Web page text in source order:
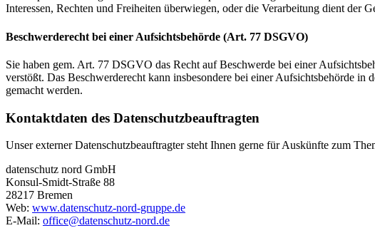
Interessen, Rechten und Freiheiten überwiegen, oder die Verarbeitung dient der
Beschwerderecht bei einer Aufsichtsbehörde (Art. 77 DSGVO)
Sie haben gem. Art. 77 DSGVO das Recht auf Beschwerde bei einer
verstößt. Das Beschwerderecht kann insbesondere bei einer Aufsichtsbehörde
gemacht werden.
Kontaktdaten des Datenschutzbeauftragten
Unser externer Datenschutzbeauftragter steht Ihnen gerne für Auskünfte zum
datenschutz nord GmbH
Konsul-Smidt-Straße 88
28217 Bremen
Web: www.datenschutz-nord-gruppe.de
E-Mail: office@datenschutz-nord.de